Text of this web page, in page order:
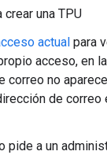
una TPU
actual para
acceso, en
no
de
pide a un